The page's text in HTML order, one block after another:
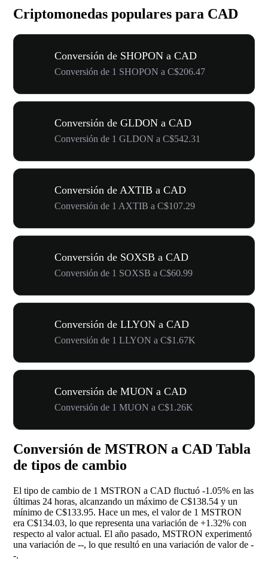
Criptomonedas populares para CAD
Conversión de SHOPON a CAD
Conversión de 1 SHOPON a C$206.47
Conversión de GLDON a CAD
Conversión de 1 GLDON a C$542.31
Conversión de AXTIB a CAD
Conversión de 1 AXTIB a C$107.29
Conversión de SOXSB a CAD
Conversión de 1 SOXSB a C$60.99
Conversión de LLYON a CAD
Conversión de 1 LLYON a C$1.67K
Conversión de MUON a CAD
Conversión de 1 MUON a C$1.26K
Conversión de MSTRON a CAD Tabla
de tipos de cambio
El tipo de cambio de 1 MSTRON a CAD fluctuó -1.05% en las
últimas 24 horas, alcanzando un máximo de C$138.54 y un
mínimo de C$133.95. Hace un mes, el valor de 1 MSTRON
era C$134.03, lo que representa una variación de +1.32% con
respecto al valor actual. El año pasado, MSTRON experimentó
una variación de --, lo que resultó en una variación de valor de -
-.